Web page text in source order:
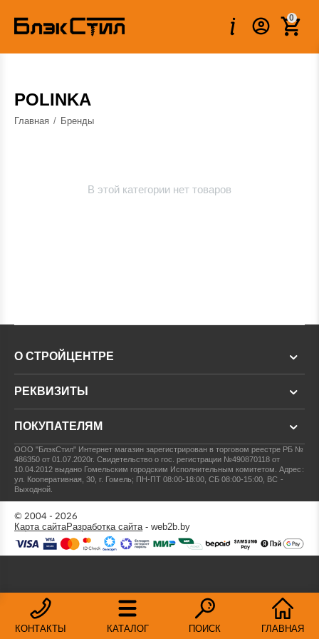
0
POLINKA
Главная / Бренды
В этой категории нет товаров
КОНТАКТЫ КАТАЛОГ ПОИСК ГЛАВНАЯ
О СТРОЙЦЕНТРЕ
РЕКВИЗИТЫ
ПОКУПАТЕЛЯМ
ООО "БлэкСтил" Интернет магазин зарегистрирован в торговом реестре РБ №
486350 от 01.07.2020г.Свидетельство о гос. регистрации №490870118 от
10.04.2012 выдано Гомельским городским Исполнительным комитетом.Адрес:
ул. Кооперативная, 30, г. Гомель; ПН-ПТ 08:00-18:00, СБ 08:00-15:00, ВС -
Выходной.
© 2004 - 2026
Карта сайтаРазработка сайта- web2b.by